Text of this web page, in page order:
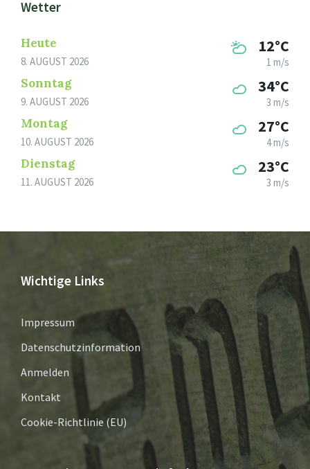
Wetter
Heute
8. AUGUST 2026
12°C
1 m/s
Sonntag
9. AUGUST 2026
34°C
3 m/s
Montag
10. AUGUST 2026
27°C
4 m/s
Dienstag
11. AUGUST 2026
23°C
3 m/s
Wichtige Links
Impressum
Datenschutzinformation
Anmelden
Kontakt
Cookie-Richtlinie (EU)